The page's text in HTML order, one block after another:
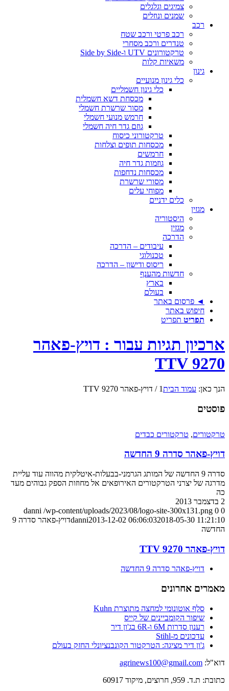
צמיגים וגלגלים
שמנים ונוזלים
רכב
רכב פרטי ורכב שטח
טנדרים ורכב מסחרי
טרקטורונים UTV ו-Side by Side
משאיות קלות
גינון
כלי גינון מנועיים
כלי גינון חשמליים
מכסחת דשא חשמלית
מסור שרשרת חשמלי
חרמש מנועי חשמלי
גוזם גדר חיה חשמלי
טרקטורוני כיסוח
מכסחות תופים וצלחות
חרמשים
גוזמות גדר חיה
מכסחות נדחפות
מסורי שרשרת
מפוחי עלים
כלים ידניים
מגזין
היסטוריה
מגזין
הדרכה
עיבודים – הדרכה
טכנולוגי
ריסוס ודישון – הדרכה
חדשות מהענף
בארץ
בעולם
◄ פרסום באתר
חיפוש באתר
תפריט תפריט
ארכיון תגיות עבור : דויץ-פאהר
9270 TTV
הנך כאן: עמוד הבית1
/ דויץ-פאהר 9270 TTV
פוסטים
טרקטורים, טרקטורים כבדים
דויץ-פאהר סדרה 9 החדשה
סדרה 9 החדשה של המותג הגרמני-בבעלות-איטלקית מהווה עוד עליית
מדרגה של יצרני הטרקטורים האירופאים אל מחוזות הספק גבוהים מעד
כה
2 בדצמבר 2013
0
0
danni /wp-content/uploads/2023/08/logo-site-300x131.png
danni2013-12-02 06:06:032018-05-30 11:21:10
דויץ-פאהר סדרה 9
החדשה
דויץ-פאהר 9270 TTV
דויץ-פאהר סדרה 9 החדשה
מאמרים אחרונים
סלף אוטונומי למחצה מתוצרת Kuhn
שיפור הקומביינים של קייס
רענון סדרות 6M ו-6R בג'ון דיר
עדכונים מ-Stihl
ג'ון דיר מציגה: הטרקטור הקונבנציונלי החזק בעולם
דוא"ל: agrinews100@gmail.com
כתובת: ת.ד. 959, חרוצים, מיקוד 60917